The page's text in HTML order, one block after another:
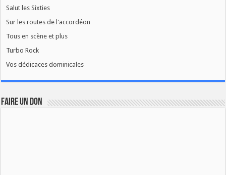
Salut les Sixties
Sur les routes de l'accordéon
Tous en scène et plus
Turbo Rock
Vos dédicaces dominicales
FAIRE UN DON